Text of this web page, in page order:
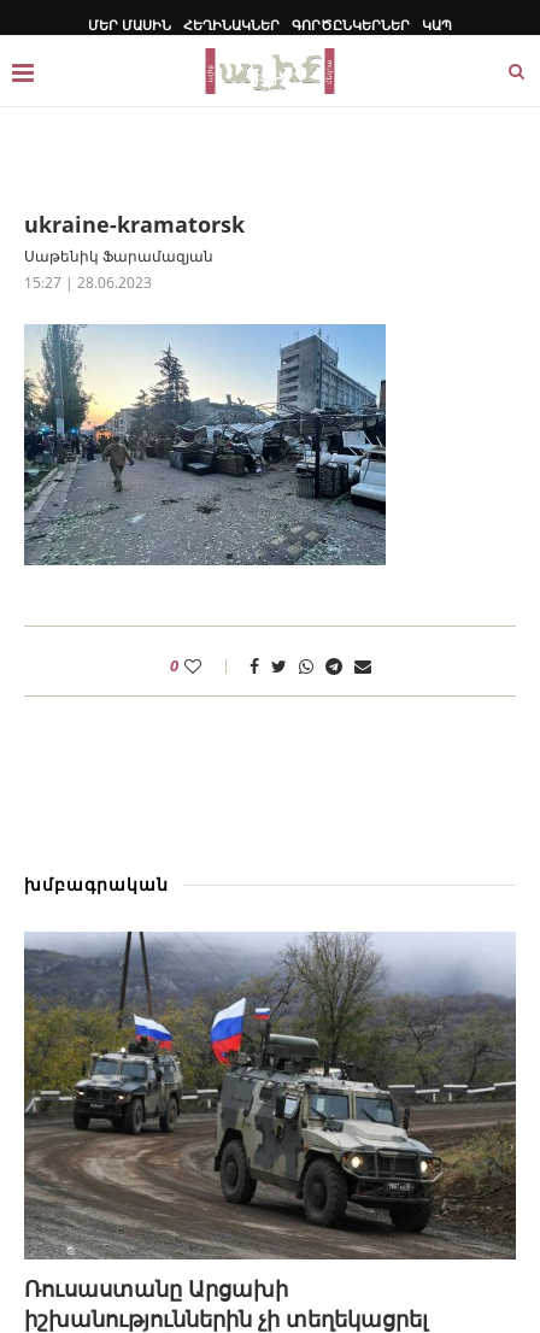
ՄԵՐ ՄԱՍԻՆ ՀԵՂԻՆԱԿՆԵՐ ԳՈՐԾԸՆԿԵՐՆԵՐ ԿԱՊ
ukraine-kramatorsk
Սաթենիկ Ֆարամազյան
15:27 | 28.06.2023
0
խմբագրական
Ռուսաստանը Արցախի
իշխանություններին չի տեղեկացրել